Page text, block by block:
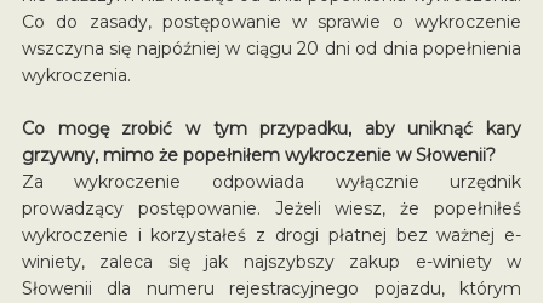
Co do zasady, postępowanie w sprawie o wykroczenie
wszczyna się najpóźniej w ciągu 20 dni od dnia popełnienia
wykroczenia.
Co mogę zrobić w tym przypadku, aby uniknąć kary
grzywny, mimo że popełniłem wykroczenie w Słowenii?
Za wykroczenie odpowiada wyłącznie urzędnik
prowadzący postępowanie. Jeżeli wiesz, że popełniłeś
wykroczenie i korzystałeś z drogi płatnej bez ważnej e-
winiety, zaleca się jak najszybszy zakup e-winiety w
Słowenii dla numeru rejestracyjnego pojazdu, którym